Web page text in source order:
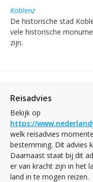
Koblenz
De historische stad
vele historische
zijn.
Reisadvies
Bekijk op
https://
welk reisadvies
bestemming. Dit advies
Daarnaast staat bij dit
er van kracht zijn in het
land in te mogen reizen.